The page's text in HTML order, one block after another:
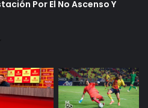
Por El No Ascenso Y